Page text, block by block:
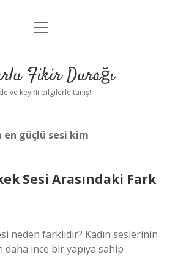
Anasayfa
Yasal Uyarı
menüyü
Fikir Durağı
ve keyifli bilgilerle tanış!
en güçlü sesi kim
Sesi Arasındaki Fark
neden farklıdır? Kadın seslerinin
ince bir yapıya sahip